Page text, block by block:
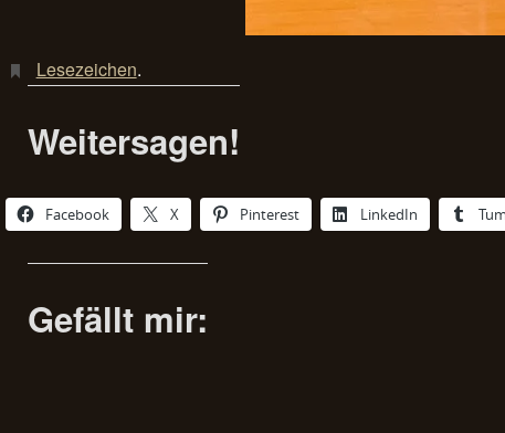
Lesezeichen.
Weitersagen!
Facebook X Pinterest LinkedIn
Gefällt mir: